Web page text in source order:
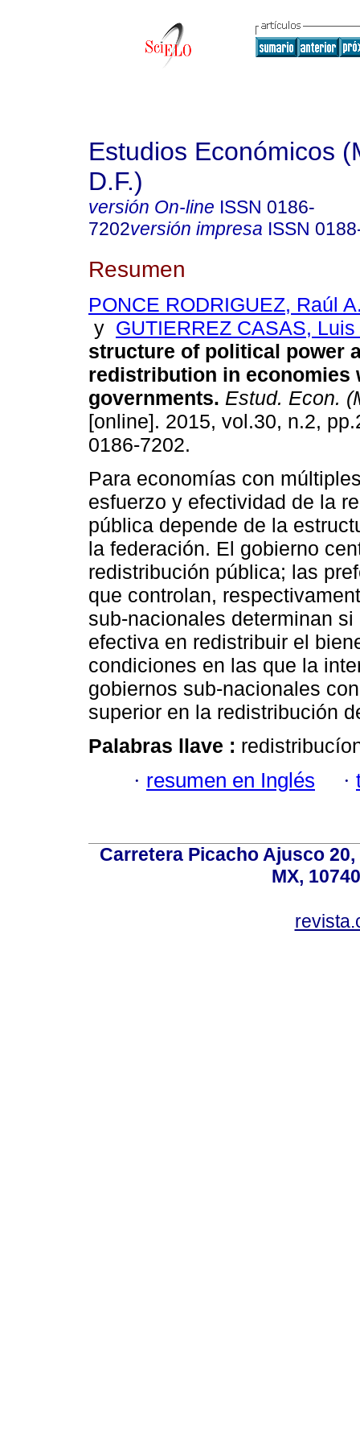
Estudios Económicos
D.F.)
versión On-line ISSN 0186-
7202versión impresa ISSN
Resumen
PONCE RODRIGUEZ, Raúl
y GUTIERREZ CASAS, Luis
structure of political power
redistribution in economies
governments. Estud. Econ.
[online]. 2015, vol.30, n.2,
0186-7202.
Para economías con
esfuerzo y efectividad de la
pública depende de la
la federación. El gobierno
redistribución pública; las
que controlan,
sub-nacionales determinan
efectiva en redistribuir el
condiciones en las que la
gobiernos sub-nacionales
superior en la redistribución
Palabras llave :
· resumen en Inglés ·
Carretera Picacho Ajusco
MX,